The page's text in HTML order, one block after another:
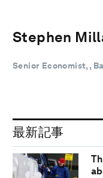
Stephen
Senior Economist, ,
最新記事